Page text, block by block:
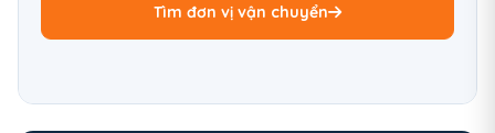
Tìm đơn vị vận chuyển